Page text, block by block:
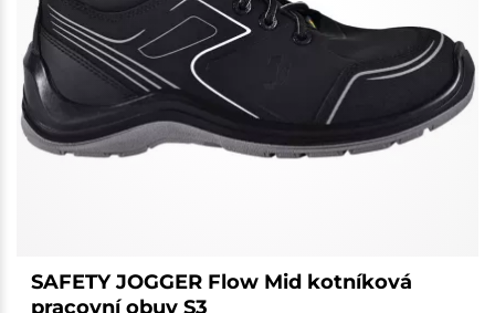
SAFETY JOGGER Flow Mid kotníková
pracovní obuv S3